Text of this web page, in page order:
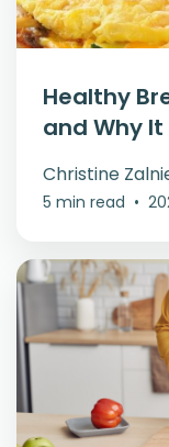
Healthy
and Why
Christine
5 min read •